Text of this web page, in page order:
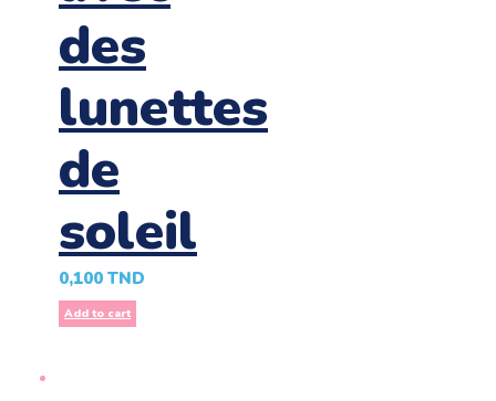
des
lunettes
de
soleil
0,100 TND
Add to cart